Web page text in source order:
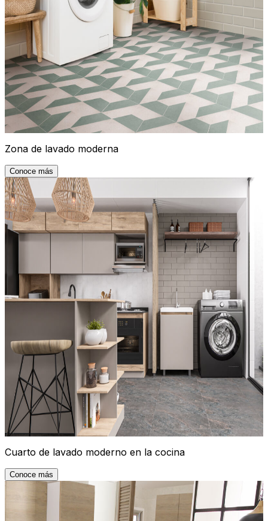
Zona de lavado moderna
Conoce más
Cuarto de lavado moderno en la cocina
Conoce más